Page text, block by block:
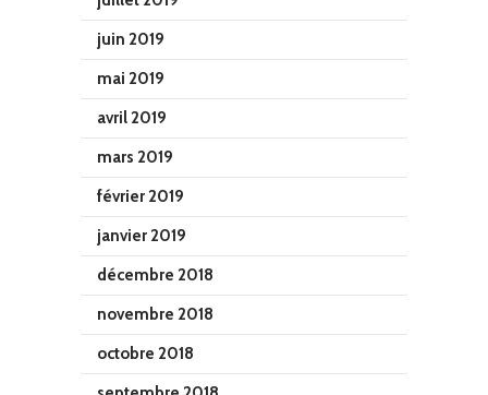
juin 2019
mai 2019
avril 2019
mars 2019
février 2019
janvier 2019
décembre 2018
novembre 2018
octobre 2018